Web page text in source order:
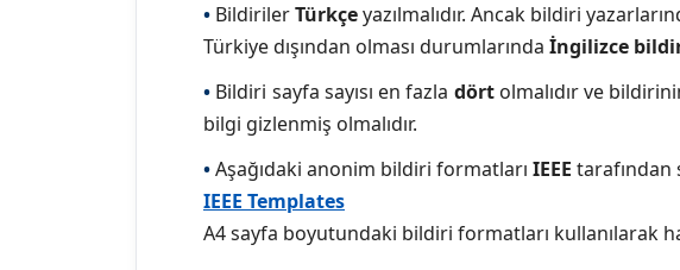
• BildirilerTürkçeyazılmalıdır. Ancak bildiri
Türkiye dışından olması durumlarında İngilizce
• Bildiri sayfa sayısı en fazla dörtolmalıdır ve
bilgi gizlenmiş olmalıdır.
•Aşağıdaki anonim bildiri formatları IEEE tarafından
IEEE Templates
A4 sayfa boyutundaki bildiri formatları kullanılarak